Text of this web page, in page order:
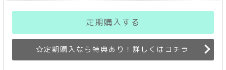
定期購入する
定期購入なら特典あり！詳しくはコチラ